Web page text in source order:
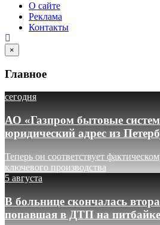
О сайте
Реклама
Контакты
×
Главное
сегодня
АО «Газпром бытовые
юридический адрес из
Теперь он соответствует
ключевого производства
5 августа
В больнице скончалась
попавшая в ДТП на питбайке